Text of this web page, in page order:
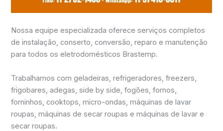
Nossa equipe especializada oferece serviços completos
de instalação, conserto, conversão, reparo e manutenção
para todos os eletrodomésticos Brastemp.
Trabalhamos com geladeiras, refrigeradores, freezers,
frigobares, adegas, side by side, fogões, fornos,
forninhos, cooktops, micro-ondas, máquinas de lavar
roupas, máquinas de secar roupas e máquinas de lavar e
secar roupas.